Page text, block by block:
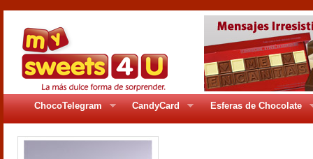
ChocoTelegram CandyCard Esferas de Chocolate